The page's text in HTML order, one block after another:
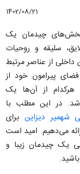
1402/08/21
چیدمان یک
سلیقه و روحیات
از عناصر مرتبط
پیرامون خود از
هرکدام از آن‌ها یک
در این مطلب با
شهمیر دیزاین برای
می‌دهیم. امید است
یک چیدمان زیبا و